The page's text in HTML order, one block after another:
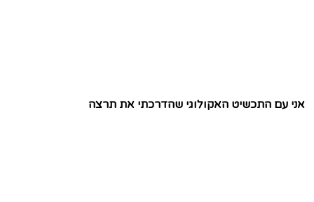
אני עם התכשיט האקולוגי שהדרכתי את תרצה